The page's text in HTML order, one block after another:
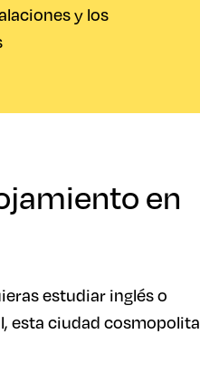
y los
en
estudiar inglés o
esta ciudad cosmopolita